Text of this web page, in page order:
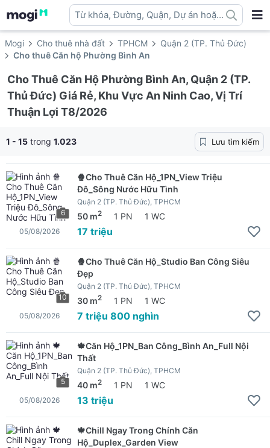
Từ khóa, Đường, Quận, Dự án hoặc
địa danh ...
Mogi Cho thuê nhà đất TPHCM
Quận 2 (TP. Thủ Đức)
Cho thuê Căn hộ Phường Bình An
Cho Thuê Căn Hộ Phường Bình An, Quận 2 (TP.
Thủ Đức) Giá Rẻ, Khu Vực An Ninh Cao, Vị Trí
Thuận Lợi T8/2026
1 - 15 trong 1.023 Lưu tìm kiếm
6
🍿Cho Thuê Căn Hộ_1PN_View Triệu
Đô_Sông Nước Hữu Tình
Quận 2 (TP. Thủ Đức), TPHCM
50 m2 1 PN 1 WC
17 triệu
05/08/2026
10
🍿Cho Thuê Căn Hộ_Studio Ban Công Siêu
Đẹp
Quận 2 (TP. Thủ Đức), TPHCM
30 m2 1 PN 1 WC
7 triệu 800 nghìn
05/08/2026
5
🍁Căn Hộ_1PN_Ban Công_Bình An_Full Nội
Thất
Quận 2 (TP. Thủ Đức), TPHCM
40 m2 1 PN 1 WC
13 triệu
05/08/2026
🍁Chill Ngay Trong Chính Căn
Hộ_Duplex_Garden View